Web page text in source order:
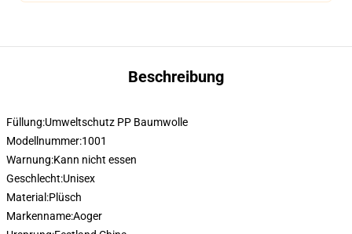
Beschreibung
Füllung:Umweltschutz PP Baumwolle
Modellnummer:1001
Warnung:Kann nicht essen
Geschlecht:Unisex
Material:Plüsch
Markenname:Aoger